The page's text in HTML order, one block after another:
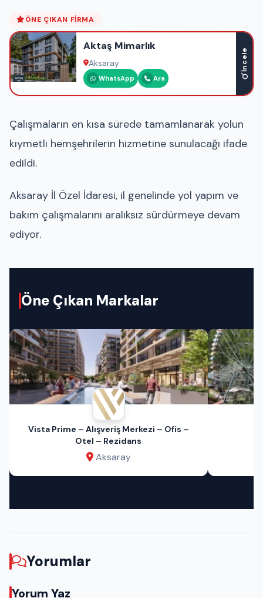
ÖNE ÇIKAN FIRMA
Aktaş Mimarlık
Aksaray
WhatsApp Ara
İncele
Çalışmaların en kısa sürede tamamlanarak yolun
kıymetli hemşehrilerin hizmetine sunulacağı ifade
edildi.
Aksaray İl Özel İdaresi, il genelinde yol yapım ve
bakım çalışmalarını aralıksız sürdürmeye devam
ediyor.
Öne Çıkan Markalar
Vista Prime – Alışveriş Merkezi – Ofis –
Otel – Rezidans
Aksaray
Yorumlar
Yorum Yaz